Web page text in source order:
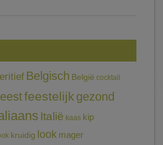
Belgisch België cocktail
feestelijk gezond
Italië kaas kip
kruidig look mager